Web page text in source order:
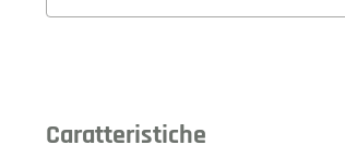
Caratteristiche